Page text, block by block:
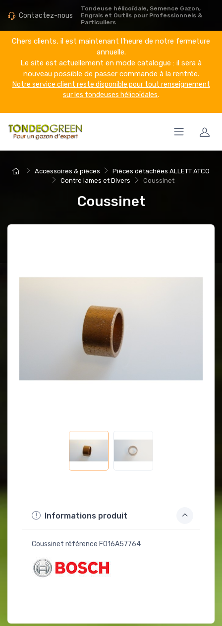
Contactez-nous
Tondeuse hélicoïdale, Semence Gazon,
Engrais et Outils pour Professionnels &
Particuliers
Chers clients, il est maintenant l'heure de notre fermeture
annuelle.
Le site est actuellement en mode catalogue : il sera à
nouveau possible de passer commande à la rentrée.
Notre service client reste disponible pour tout renseignement
sur les tondeuses hélicoïdales.
Accessoires & pièces
Pièces détachées ALLETT ATCO
Contre lames et Divers
Coussinet
Coussinet
Informations produit
Coussinet référence F016A57764